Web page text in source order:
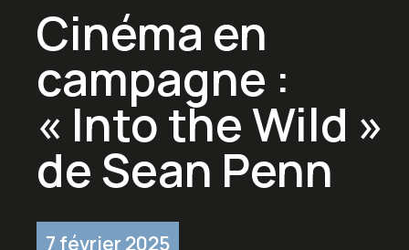
Cinéma en
campagne :
« Into the Wild »
de Sean Penn
7 février 2025